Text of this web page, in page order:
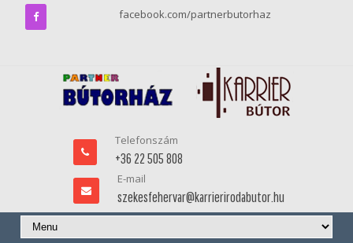
facebook.com/partnerbutorhaz
Telefonszám
+36 22 505 808
E-mail
szekesfehervar@karrierirodabutor.hu